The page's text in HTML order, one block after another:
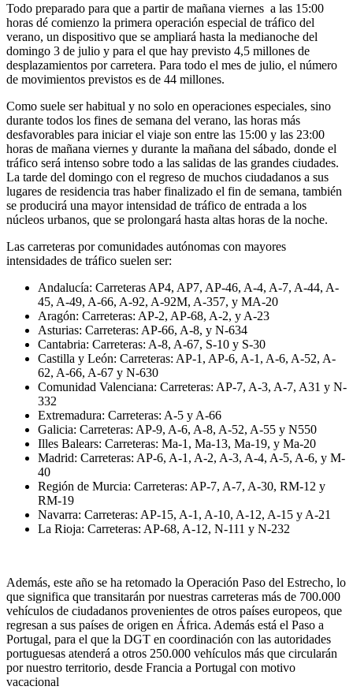
Todo preparado para que a partir de mañana viernes a las 15:00
horas dé comienzo la primera operación especial de tráfico del
verano, un dispositivo que se ampliará hasta la medianoche del
domingo 3 de julio y para el que hay previsto 4,5 millones de
desplazamientos por carretera. Para todo el mes de julio, el número
de movimientos previstos es de 44 millones.
Como suele ser habitual y no solo en operaciones especiales, sino
durante todos los fines de semana del verano, las horas más
desfavorables para iniciar el viaje son entre las 15:00 y las 23:00
horas de mañana viernes y durante la mañana del sábado, donde el
tráfico será intenso sobre todo a las salidas de las grandes ciudades.
La tarde del domingo con el regreso de muchos ciudadanos a sus
lugares de residencia tras haber finalizado el fin de semana, también
se producirá una mayor intensidad de tráfico de entrada a los
núcleos urbanos, que se prolongará hasta altas horas de la noche.
Las carreteras por comunidades autónomas con mayores
intensidades de tráfico suelen ser:
Andalucía: Carreteras AP4, AP7, AP-46, A-4, A-7, A-44, A-
45, A-49, A-66, A-92, A-92M, A-357, y MA-20
Aragón: Carreteras: AP-2, AP-68, A-2, y A-23
Asturias: Carreteras: AP-66, A-8, y N-634
Cantabria: Carreteras: A-8, A-67, S-10 y S-30
Castilla y León: Carreteras: AP-1, AP-6, A-1, A-6, A-52, A-
62, A-66, A-67 y N-630
Comunidad Valenciana: Carreteras: AP-7, A-3, A-7, A31 y N-
332
Extremadura: Carreteras: A-5 y A-66
Galicia: Carreteras: AP-9, A-6, A-8, A-52, A-55 y N550
Illes Balears: Carreteras: Ma-1, Ma-13, Ma-19, y Ma-20
Madrid: Carreteras: AP-6, A-1, A-2, A-3, A-4, A-5, A-6, y M-
40
Región de Murcia: Carreteras: AP-7, A-7, A-30, RM-12 y
RM-19
Navarra: Carreteras: AP-15, A-1, A-10, A-12, A-15 y A-21
La Rioja: Carreteras: AP-68, A-12, N-111 y N-232
Además, este año se ha retomado la Operación Paso del Estrecho, lo
que significa que transitarán por nuestras carreteras más de 700.000
vehículos de ciudadanos provenientes de otros países europeos, que
regresan a sus países de origen en África. Además está el Paso a
Portugal, para el que la DGT en coordinación con las autoridades
portuguesas atenderá a otros 250.000 vehículos más que circularán
por nuestro territorio, desde Francia a Portugal con motivo
vacacional